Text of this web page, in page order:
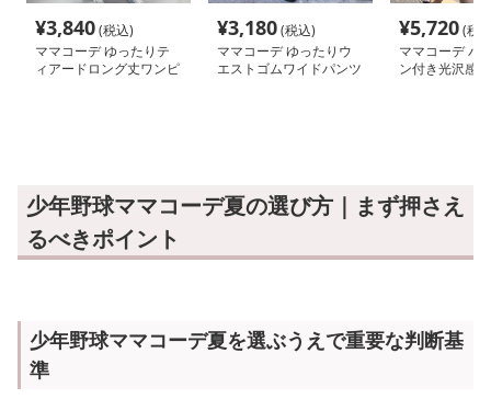
¥3,840(税込)
ママコーデ ゆったりテ
ィアードロング丈ワンピ
¥3,180(税込)
ママコーデ ゆったりウ
エストゴムワイドパンツ
¥5,720(税
ママコーデ バ
ン付き光沢感
少年野球ママコーデ夏の選び方｜まず押さえ
るべきポイント
少年野球ママコーデ夏を選ぶうえで重要な判断基
準